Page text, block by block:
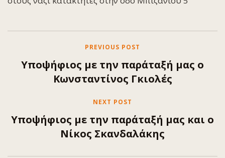
PREVIOUS POST
Υποψήφιος με την παράταξή μας ο
Κωνσταντίνος Γκιολές
NEXT POST
Υποψήφιος με την παράταξή μας και ο
Νίκος Σκανδαλάκης